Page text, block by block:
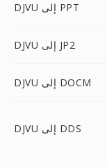
DJVU إلى PPT
DJVU إلى JP2
DJVU إلى DOCM
DJVU إلى DDS